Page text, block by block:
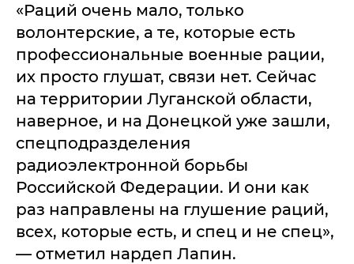
«Раций очень мало, только
волонтерские, а те, которые есть
профессиональные военные рации,
их просто глушат, связи нет. Сейчас
на территории Луганской области,
наверное, и на Донецкой уже зашли,
спецподразделения
радиоэлектронной борьбы
Российской Федерации. И они как
раз направлены на глушение раций,
всех, которые есть, и спец и не спец»,
— отметил нардеп Лапин.